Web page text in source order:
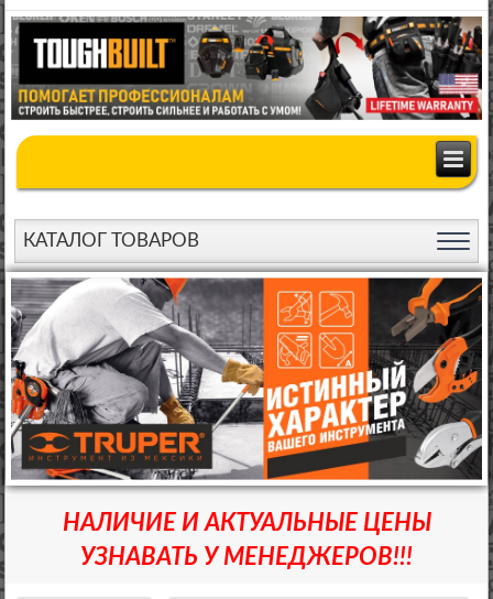
КАТАЛОГ ТОВАРОВ
НАЛИЧИЕ И АКТУАЛЬНЫЕ ЦЕНЫ
УЗНАВАТЬ У МЕНЕДЖЕРОВ!!!